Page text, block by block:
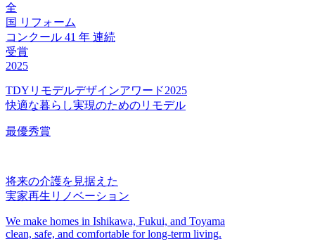
全
国 リフォーム
コンクール 41 年 連続
受賞
2025
TDYリモデルデザインアワード2025
快適な暮らし実現のためのリモデル
最優秀賞
将来の介護を見据えた
実家再生リノベーション
We make homes in Ishikawa, Fukui, and Toyama
clean, safe, and comfortable for long-term living.